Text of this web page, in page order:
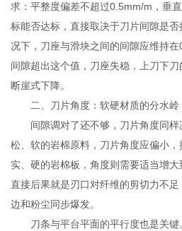
求：平整度偏差不超过0.5mm/m，垂
标能否达标，直接取决于刀片间隙是
况下，刀座与滑块之间的间隙应维持
间隙超出这个值，刀座失稳，上刀下
断崖式下降。
二、刀片角度：软硬材质的分水岭
间隙调对了还不够，刀片角度同样
松、软的岩棉原料，刀片角度应偏小，
实、硬的岩棉板，角度则需要适当增
直接后果就是刃口对纤维的剪切力不
边和粉尘同步爆发。
刀条与平台平面的平行度也是关键